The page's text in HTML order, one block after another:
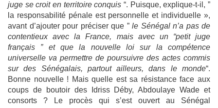
juge se croit en territoire conquis “. Puisque, explique-t-il, ”
la responsabilité pénale est personnelle et individuelle »,
avant d’ajouter pour préciser que ” le Sénégal n’a pas de
contentieux avec la France, mais avec un “petit juge
français ” et que la nouvelle loi sur la compétence
universelle va permettre de poursuivre des actes commis
sur des Sénégalais, partout ailleurs, dans le monde“.
Bonne nouvelle ! Mais quelle est sa résistance face aux
coups de boutoir des Idriss Déby, Abdoulaye Wade et
consorts ? Le procès qui s’est ouvert au Sénégal